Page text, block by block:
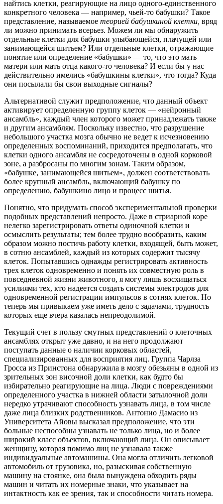
найтись клетки, реагирующие на лицо одного-единственного
конкретного человека — например, чьей-то бабушки? Такое
представление, называемое теорией бабушкиной клетки, вряд
ли можно принимать всерьез. Можем ли мы обнаружить
отдельные клетки для бабушки улыбающейся, плачущей или
занимающейся шитьем? Или отдельные клетки, отражающие
понятие или определение «бабушки» — то, что это мать
матери или мать отца какого-то человека? И если бы у нас
действительно имелись «бабушкины клетки», что тогда? Куда
они посылали бы свои выходные сигналы?
Альтернативой служит предположение, что данный объект
активирует определенную группу клеток — «нейронный
ансамбль», каждый член которого может принадлежать также
и другим ансамблям. Поскольку известно, что разрушение
небольшого участка мозга обычно не ведет к исчезновению
определенных воспоминаний, приходится предполагать, что
клетки одного ансамбля не сосредоточены в одной корковой
зоне, а разбросаны по многим зонам. Таким образом,
«бабушке, занимающейся шитьем», должен соответствовать
более крупный ансамбль, включающий бабушку по
определению, бабушкино лицо и процесс шитья.
Понятно, что придумать способ экспериментальной проверки
подобных представлений непросто. Даже в стриарной коре
нелегко зарегистрировать ответы одиночной клетки и
осмыслить результаты; тем более трудно вообразить, каким
образом можно постичь работу клетки, входящей, быть может,
в сотню ансамблей, каждый из которых содержит тысячу
клеток. Попытавшись однажды регистрировать активность
трех клеток одновременно и понять их совместную роль в
повседневной жизни животного, я могу лишь восхищаться
усилиями тех, кто надеется создать системы электродов для
одновременной регистрации импульсов в сотнях клеток. Но
теперь мы привыкаем уже иметь дело с задачами, трудность
которых еще вчера казалась непреодолимой.
Текущий счет в пользу смутных представлений о клеточных
ансамблях открыт уже давно, и на него продолжают
поступать данные о наличии корковых областей,
специализированных для восприятия лиц. Группа Чарлза
Гросса из Принстона обнаружила в мозгу обезьяны в одной из
зрительных зон височной доли клетки, как будто бы
избирательно реагирующие на лица. Люди с повреждениями
определенного участка в нижней области затылочной доли
нередко утрачивают способность узнавать лица, в том числе
даже лица близких родственников. Антонио Дамасио из
Университета Айовы высказал предположение, что эти
больные неспособны узнавать не только лица, но и более
широкий класс объектов, включающий лица. Он описывает
женщину, которая помимо лиц не узнавала также
индивидуальные автомашины. Она могла отличить легковой
автомобиль от грузовика, но, разыскивая собственную
машину на стоянке, она была вынуждена обходить ряды
машин и читать их номерные знаки, что указывает на
интактность как ее зрения, так и способности читать номера.